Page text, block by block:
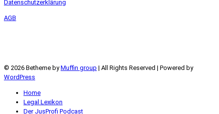
Datenschutzerklärung
AGB
© 2026 Betheme byMuffin group | All Rights Reserved | Powered by
WordPress
Home
Legal Lexikon
Der JusProfi Podcast